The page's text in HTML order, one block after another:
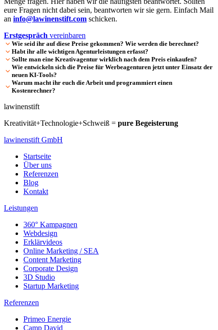
eure Fragen nicht dabei sein, beantworten wir sie gern. Einfach Mail
an info@lawinenstift.com schicken.
Erstgespräch vereinbaren
Wie seid ihr auf diese Preise gekommen? Wie werden die berechnet?
Habt ihr alle wichtigen Agenturleistungen erfasst?
Sollte man eine Kreativagentur wirklich nach dem Preis einkaufen?
Wie entwickeln sich die Preise für Werbeagenturen jetzt unter Einsatz der
neuen KI-Tools?
Warum macht ihr euch die Arbeit und programmiert einen
Kostenrechner?
lawinenstift
Kreativität+Technologie+Schweiß = pure Begeisterung
lawinenstift GmbH
Startseite
Über uns
Referenzen
Blog
Kontakt
Leistungen
360° Kampagnen
Webdesign
Erklärvideos
Online Marketing / SEA
Content Marketing
Corporate Design
3D Studio
Startup Marketing
Referenzen
Primeo Energie
Camp David